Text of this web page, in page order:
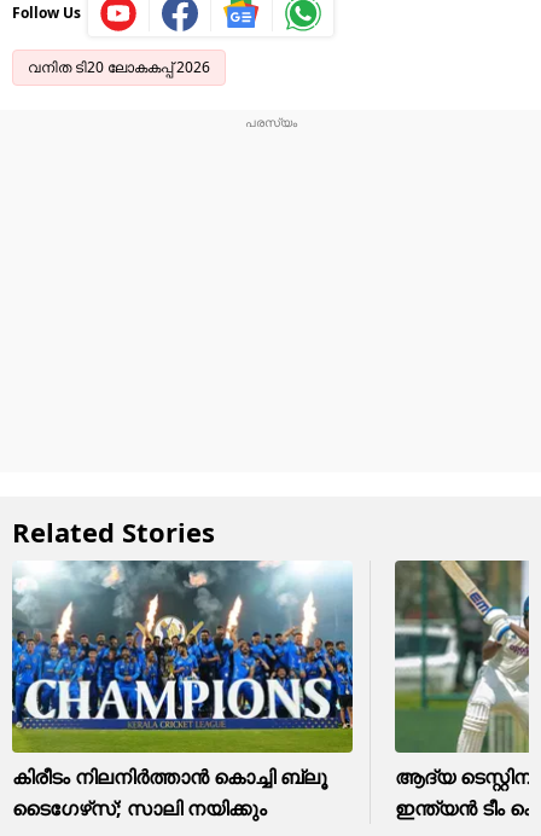
Follow Us
വനിത ടി20 ലോകകപ്പ് 2026
Related Stories
കിരീടം നിലനിര്‍ത്താന്‍ കൊച്ചി ബ്ലൂ
ടൈഗേഴ്‌സ്; സാലി നയിക്കും
ആദ്യ
ഇന്ത്യന്‍ ടീം